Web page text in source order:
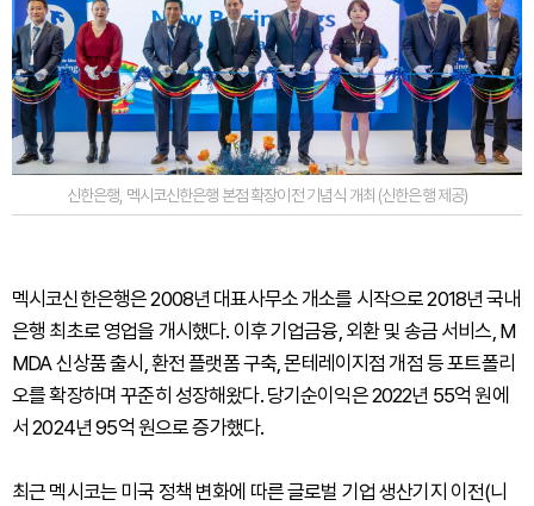
신한은행, 멕시코신한은행 본점 확장이전 기념식 개최 (신한은행 제공)
멕시코신한은행은 2008년 대표사무소 개소를 시작으로 2018년 국내
은행 최초로 영업을 개시했다. 이후 기업금융, 외환 및 송금 서비스, M
MDA 신상품 출시, 환전 플랫폼 구축, 몬테레이지점 개점 등 포트폴리
오를 확장하며 꾸준히 성장해왔다. 당기순이익은 2022년 55억 원에
서 2024년 95억 원으로 증가했다.
최근 멕시코는 미국 정책 변화에 따른 글로벌 기업 생산기지 이전(니